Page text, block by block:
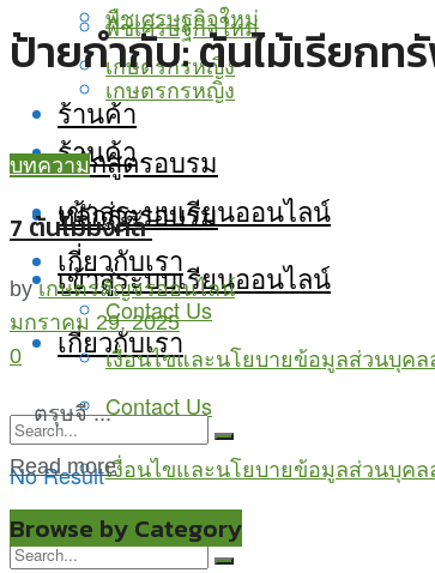
พืชเศรษฐกิจใหม่
เกษตรกรหญิง
ร้านค้า
หลักสูตรอบรม
เข้าสู่ระบบเรียนออนไลน์
เกี่ยวกับเรา
Contact Us
เงื่อนไขและนโยบายข้อมูลส่วนบุคล
พืชเศรษฐกิจใหม่
เกษตรกรหญิง
ร้านค้า
หลักสูตรอบรม
เข้าสู่ระบบเรียนออนไลน์
เกี่ยวกับเรา
Contact Us
เงื่อนไขและนโยบายข้อมูลส่วนบุคล
No Result
View All Result
ป้ายกำกับ:ต้นไม้เรียกท
บทความ
7 ต้นไม้มงคล
by เกษตรสัญจรออนไลน์
มกราคม 29, 2025
0
ตรุษจี ...
Read more
Browse by Category